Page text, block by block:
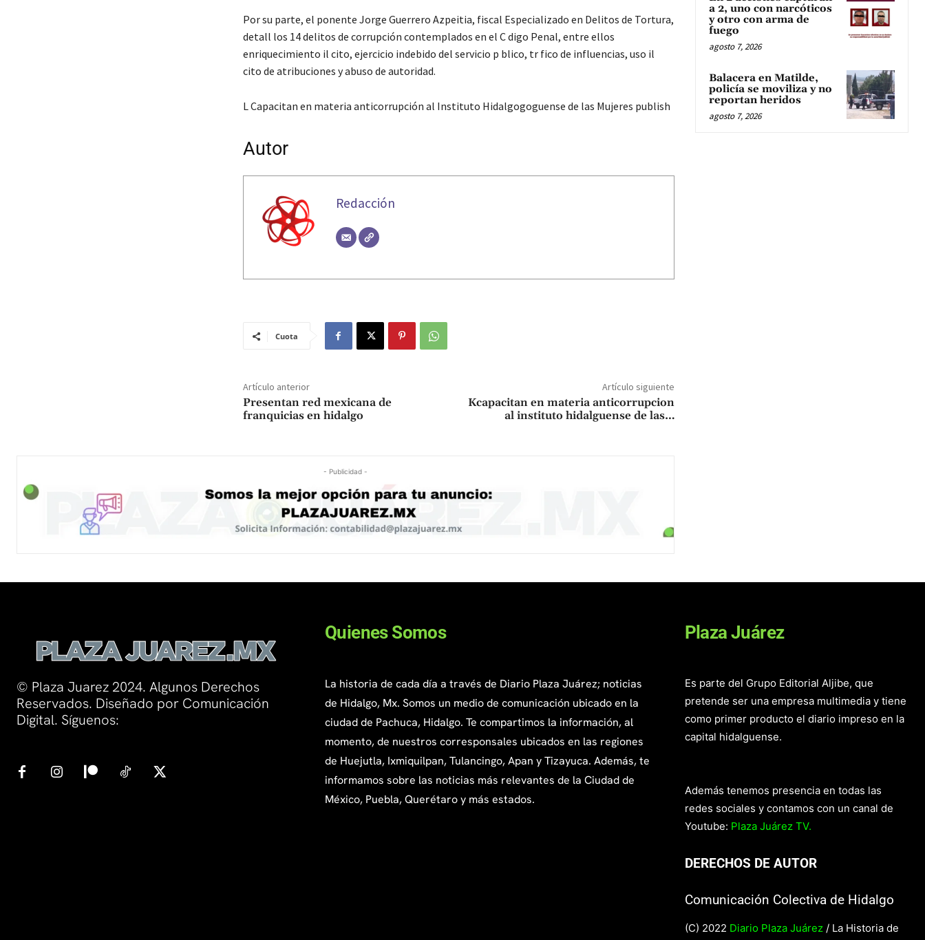
Por su parte, el ponente Jorge Guerrero Azpeitia, fiscal Especializado en Delitos de Tortura,
detall los 14 delitos de corrupción contemplados en el C digo Penal, entre ellos
enriquecimiento il cito, ejercicio indebido del servicio p blico, tr fico de influencias, uso il
cito de atribuciones y abuso de autoridad.
L Capacitan en materia anticorrupción al Instituto Hidalgogoguense de las Mujeres publish
Autor
Redacción
Cuota
Artículo anterior
Presentan red mexicana de
franquicias en hidalgo
Artículo siguiente
Kcapacitan en materia anticorrupcion
al instituto hidalguense de las…
- Publicidad -
a 2, uno con narcóticos
y otro con arma de
fuego
agosto 7, 2026
Balacera en Matilde,
policía se moviliza y no
reportan heridos
agosto 7, 2026
© Plaza Juarez 2024. Algunos Derechos
Reservados. Diseñado por Comunicación
Digital. Síguenos:
Quienes Somos
La historia de cada día a través de Diario Plaza Juárez; noticias
de Hidalgo, Mx. Somos un medio de comunicación ubicado en la
ciudad de Pachuca, Hidalgo. Te compartimos la información, al
momento, de nuestros corresponsales ubicados en las regiones
de Huejutla, Ixmiquilpan, Tulancingo, Apan y Tizayuca. Además, te
informamos sobre las noticias más relevantes de la Ciudad de
México, Puebla, Querétaro y más estados.
Plaza Juárez
Es parte del Grupo Editorial Aljibe, que
pretende ser una empresa multimedia y tiene
como primer producto el diario impreso en la
capital hidalguense.
Además tenemos presencia en todas las
redes sociales y contamos con un canal de
Youtube: Plaza Juárez TV.
DERECHOS DE AUTOR
Comunicación Colectiva de Hidalgo
(C) 2022 Diario Plaza Juárez / La Historia de